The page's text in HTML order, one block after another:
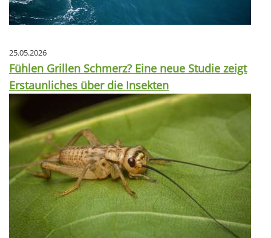
25.05.2026
Fühlen Grillen Schmerz? Eine neue Studie zeigt
Erstaunliches über die Insekten